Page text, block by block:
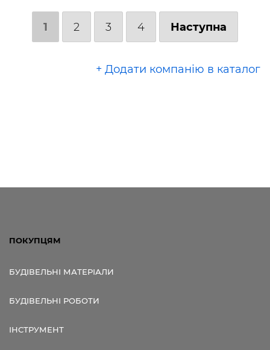
1 2 3 4 Наступна
+ Додати компанію в каталог
ПОКУПЦЯМ
БУДІВЕЛЬНІ МАТЕРІАЛИ
БУДІВЕЛЬНІ РОБОТИ
ІНСТРУМЕНТ